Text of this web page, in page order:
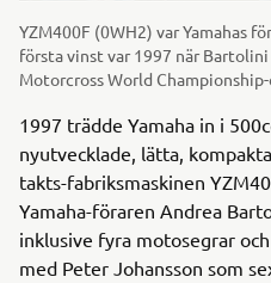
YZM400F (0WH2) var Yamahas
första vinst var 1997 när
Motorcross World
1997 trädde Yamaha in i
nyutvecklade, lätta,
takts-fabriksmaskinen
Yamaha-föraren Andrea
inklusive fyra motosegrar
med Peter Johansson som